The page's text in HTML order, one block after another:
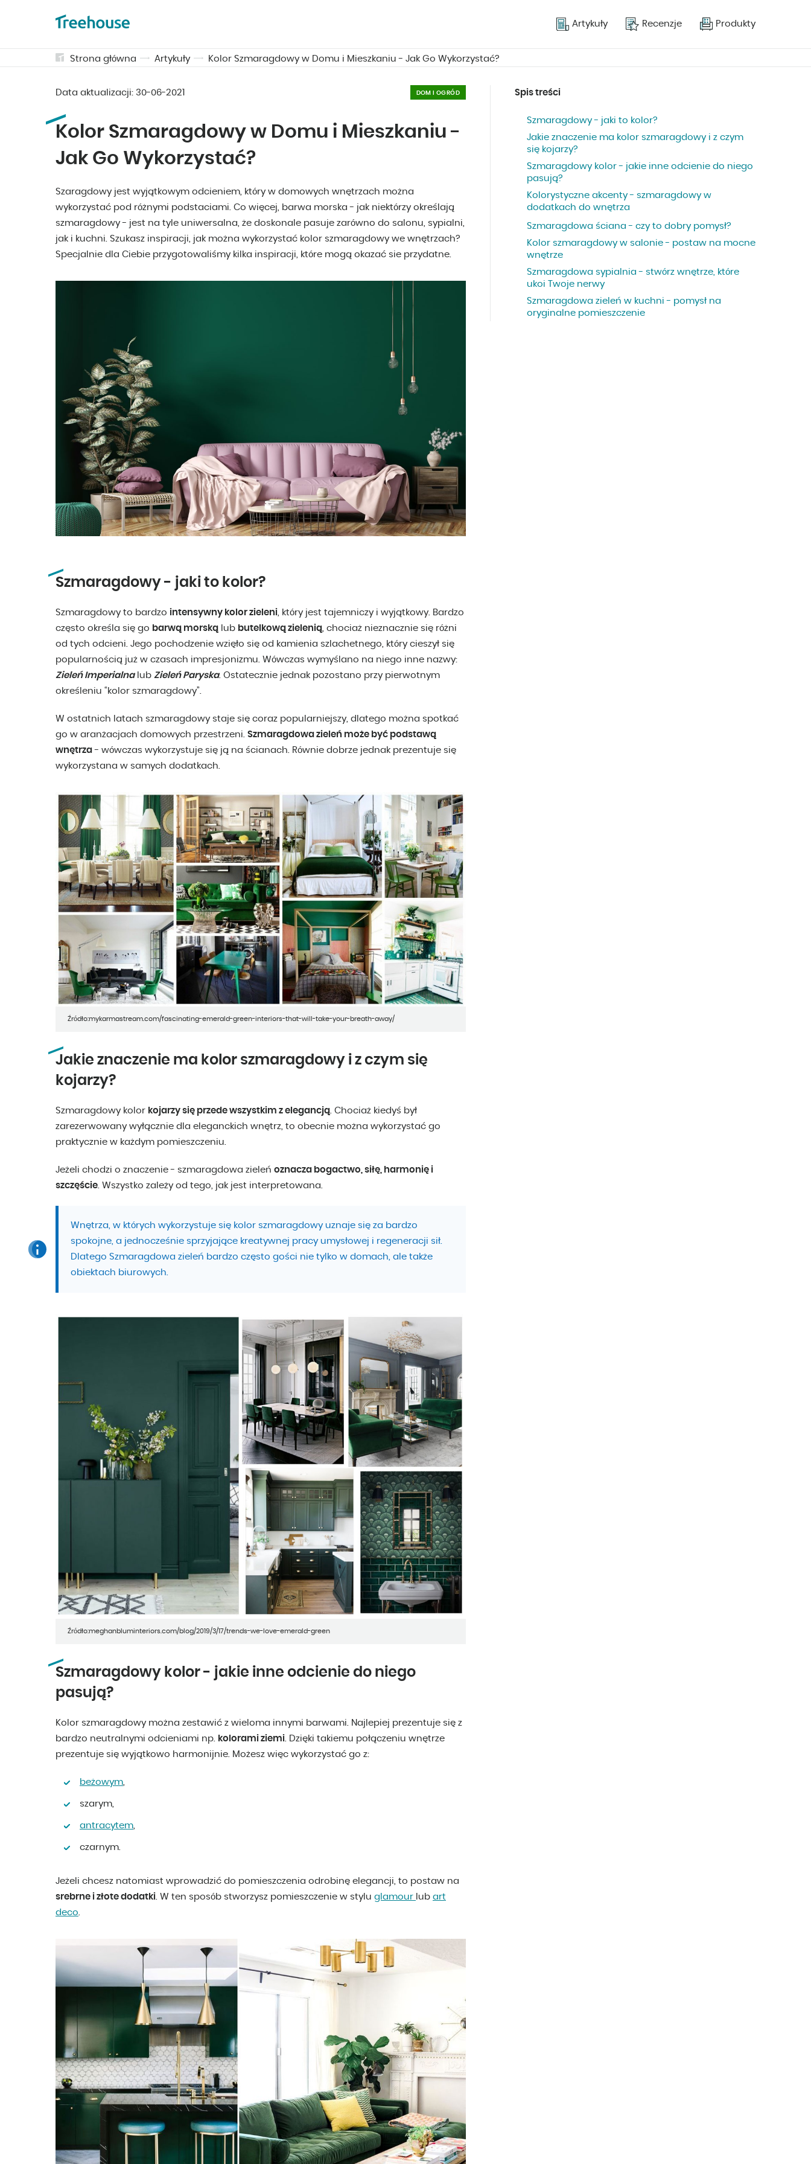
Artykuły Recenzje Produkty
Strona główna Artykuły Kolor Szmaragdowy w Domu i Mieszkaniu - Jak Go Wykorzystać?
Data aktualizacji: 30-06-2021 DOM I OGRÓD
Kolor Szmaragdowy w Domu i Mieszkaniu -
Jak Go Wykorzystać?
Szaragdowy jest wyjątkowym odcieniem, który w domowych wnętrzach można
wykorzystać pod różnymi podstaciami. Co więcej, barwa morska - jak niektórzy określają
szmaragdowy - jest na tyle uniwersalna, że doskonale pasuje zarówno do salonu, sypialni,
jak i kuchni. Szukasz inspiracji, jak można wykorzystać kolor szmaragdowy we wnętrzach?
Specjalnie dla Ciebie przygotowaliśmy kilka inspiracji, które mogą okazać sie przydatne.
Szmaragdowy - jaki to kolor?
Szmaragdowy to bardzo intensywny kolor zieleni, który jest tajemniczy i wyjątkowy. Bardzo
często określa się go barwą morską lub butelkową zielenią, chociaż nieznacznie się różni
od tych odcieni. Jego pochodzenie wzięło się od kamienia szlachetnego, który cieszył się
popularnością już w czasach impresjonizmu. Wówczas wymyślano na niego inne nazwy:
Zieleń Imperialnalub Zieleń Paryska. Ostatecznie jednak pozostano przy pierwotnym
określeniu “kolor szmaragdowy”.
W ostatnich latach szmaragdowy staje się coraz popularniejszy, dlatego można spotkać
go w aranżacjach domowych przestrzeni. Szmaragdowa zieleń może być podstawą
wnętrza - wówczas wykorzystuje się ją na ścianach. Równie dobrze jednak prezentuje się
wykorzystana w samych dodatkach.
Źródło:mykarmastream.com/fascinating-emerald-green-interiors-that-will-take-your-breath-away/
Jakie znaczenie ma kolor szmaragdowy i z czym się
kojarzy?
Szmaragdowy kolor kojarzy się przede wszystkim z elegancją . Chociaż kiedyś był
zarezerwowany wyłącznie dla eleganckich wnętrz, to obecnie można wykorzystać go
praktycznie w każdym pomieszczeniu.
Jeżeli chodzi o znaczenie - szmaragdowa zieleń oznacza bogactwo, siłę, harmonię i
szczęście . Wszystko zależy od tego, jak jest interpretowana.
Wnętrza, w których wykorzystuje się kolor szmaragdowy uznaje się za bardzo
spokojne, a jednocześnie sprzyjające kreatywnej pracy umysłowej i regeneracji sił.
Dlatego Szmaragdowa zieleń bardzo często gości nie tylko w domach, ale także
obiektach biurowych.
Źródło:meghanbluminteriors.com/blog/2019/3/17/trends-we-love-emerald-green
Szmaragdowy kolor - jakie inne odcienie do niego
pasują?
Kolor szmaragdowy można zestawić z wieloma innymi barwami. Najlepiej prezentuje się z
bardzo neutralnymi odcieniami np.
kolorami ziemi . Dzięki takiemu połączeniu wnętrze
prezentuje się wyjątkowo harmonijnie. Możesz więc wykorzystać go z:
beżowym
szarym,
antracytem
czarnym.
Jeżeli chcesz natomiast wprowadzić do pomieszczenia odrobinę elegancji, to postaw na
srebrne i złote dodatki . W ten sposób stworzysz pomieszczenie w stylu glamour lub art
deco
Spis treści
Szmaragdowy - jaki to kolor?
Jakie znaczenie ma kolor szmaragdowy i z czym
się kojarzy?
Szmaragdowy kolor - jakie inne odcienie do niego
pasują?
Kolorystyczne akcenty - szmaragdowy w
dodatkach do wnętrza
Szmaragdowa ściana - czy to dobry pomysł?
Kolor szmaragdowy w salonie - postaw na mocne
wnętrze
Szmaragdowa sypialnia - stwórz wnętrze, które
ukoi Twoje nerwy
Szmaragdowa zieleń w kuchni - pomysł na
oryginalne pomieszczenie